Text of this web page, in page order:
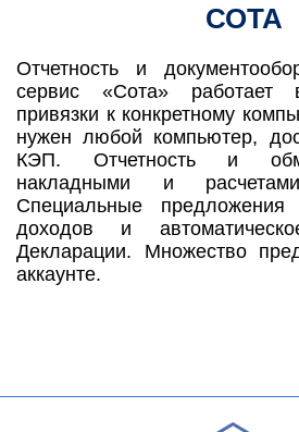
СОТА
Отчетность и
сервис «Сота» работает
привязки к конкретному
нужен любой компьютер,
КЭП. Отчетность и
накладными и расчетами
Специальные
доходов и
Декларации. Множество
аккаунте.